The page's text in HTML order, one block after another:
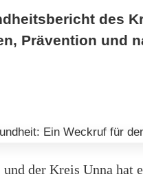
des
Prävention und
der Kreis Unna hat